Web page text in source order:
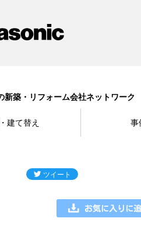
新築・リフォーム会社ネットワーク
建て替え 事